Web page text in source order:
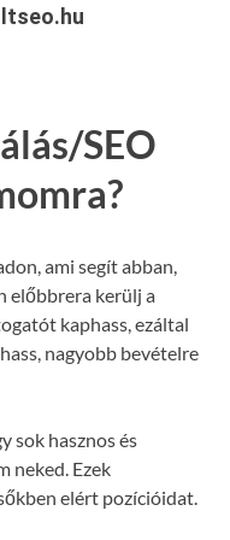
SEO
ami segít abban,
előbbrera kerülj a
kaphass, ezáltal
nagyobb bevételre
sok hasznos és
neked. Ezek
elért pozícióidat.